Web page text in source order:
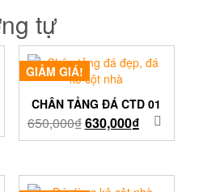
tự
GIẢM GIÁ!
CHÂN TẢNG ĐÁ CTD 01
650,000₫630,000₫